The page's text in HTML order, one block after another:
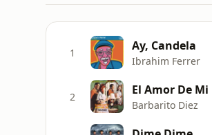
1 Ay, Candela
Ibrahim Ferrer
2 El Amor De
Barbarito Diez